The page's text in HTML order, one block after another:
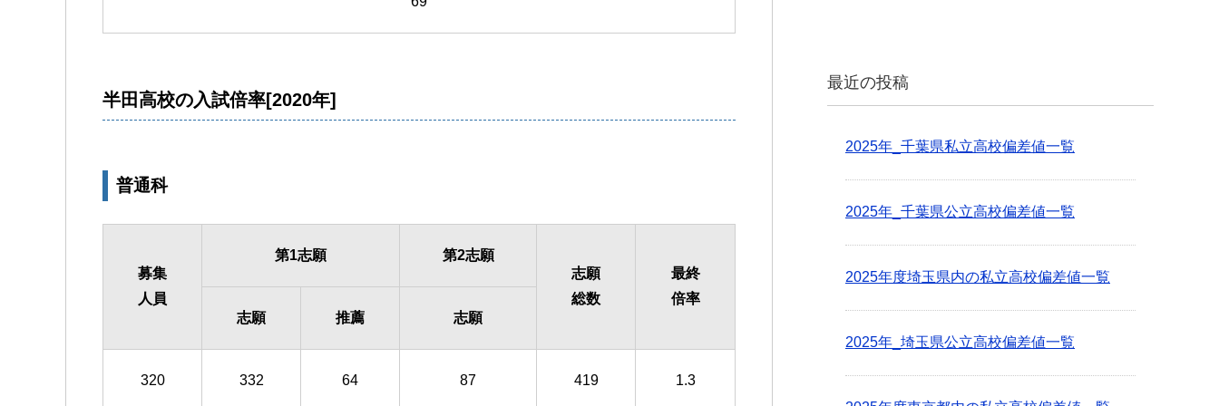
半田高校の入試倍率[2020年]
普通科
募集
人員
第1志願
第2志願
志願
総数
最終
倍率
志願
推薦 志願
320 332 64 87 419 1.3
最近の投稿
2025年_千葉県私立高校偏差値一覧
2025年_千葉県公立高校偏差値一覧
2025年度埼玉県内の私立高校偏差値一覧
2025年_埼玉県公立高校偏差値一覧